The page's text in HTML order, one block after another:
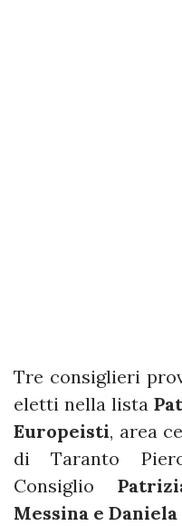
Tre consiglieri
eletti nella lista
Europeisti, area
di Taranto
Consiglio
Messina e